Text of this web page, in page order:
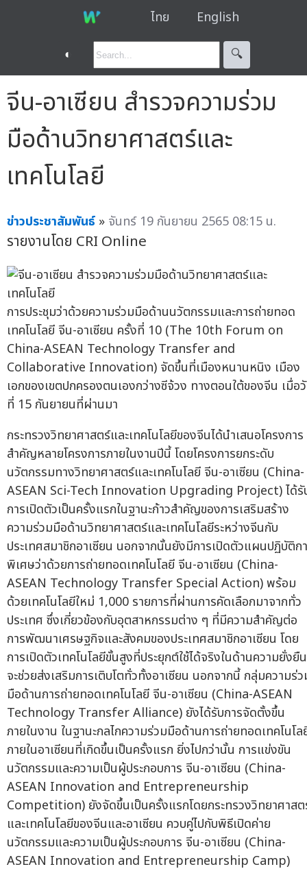
ไทย English
◐ 🔍︎
จีน-อาเซียน สำรวจความร่วม
มือด้านวิทยาศาสตร์และ
เทคโนโลยี
ข่าวประชาสัมพันธ์ » จันทร์ 19 กันยายน 2565 08:15 น.
รายงานโดย CRI Online
การประชุมว่าด้วยความร่วมมือด้านนวัตกรรมและการถ่ายทอด
เทคโนโลยี จีน-อาเซียน ครั้งที่ 10 (The 10th Forum on
China-ASEAN Technology Transfer and
Collaborative Innovation) จัดขึ้นที่เมืองหนานหนิง เมือง
เอกของเขตปกครองตนเองกว่างซีจ้วง ทางตอนใต้ของจีน เมื่อ
ที่ 15 กันยายนที่ผ่านมา
กระทรวงวิทยาศาสตร์และเทคโนโลยีของจีนได้นำเสนอโครงการ
สำคัญหลายโครงการภายในงานปีนี้ โดยโครงการยกระดับ
นวัตกรรมทางวิทยาศาสตร์และเทคโนโลยี จีน-อาเซียน (China-
ASEAN Sci-Tech Innovation Upgrading Project) ได้รั
การเปิดตัวเป็นครั้งแรกในฐานะก้าวสำคัญของการเสริมสร้าง
ความร่วมมือด้านวิทยาศาสตร์และเทคโนโลยีระหว่างจีนกับ
ประเทศสมาชิกอาเซียน นอกจากนั้นยังมีการเปิดตัวแผนปฏิบัติก
พิเศษว่าด้วยการถ่ายทอดเทคโนโลยี จีน-อาเซียน (China-
ASEAN Technology Transfer Special Action) พร้อม
ด้วยเทคโนโลยีใหม่ 1,000 รายการที่ผ่านการคัดเลือกมาจากทั่ว
ประเทศ ซึ่งเกี่ยวข้องกับอุตสาหกรรมต่าง ๆ ที่มีความสำคัญต่อ
การพัฒนาเศรษฐกิจและสังคมของประเทศสมาชิกอาเซียน โดย
การเปิดตัวเทคโนโลยีขั้นสูงที่ประยุกต์ใช้ได้จริงในด้านความยั่งยืน
จะช่วยส่งเสริมการเติบโตทั่วทั้งอาเซียน นอกจากนี้ กลุ่มความร่
มือด้านการถ่ายทอดเทคโนโลยี จีน-อาเซียน (China-ASEAN
Technology Transfer Alliance) ยังได้รับการจัดตั้งขึ้น
ภายในงาน ในฐานะกลไกความร่วมมือด้านการถ่ายทอดเทคโนโล
ภายในอาเซียนที่เกิดขึ้นเป็นครั้งแรก ยิ่งไปกว่านั้น การแข่งขัน
นวัตกรรมและความเป็นผู้ประกอบการ จีน-อาเซียน (China-
ASEAN Innovation and Entrepreneurship
Competition) ยังจัดขึ้นเป็นครั้งแรกโดยกระทรวงวิทยาศาส
และเทคโนโลยีของจีนและอาเซียน ควบคู่ไปกับพิธีเปิดค่าย
นวัตกรรมและความเป็นผู้ประกอบการ จีน-อาเซียน (China-
ASEAN Innovation and Entrepreneurship Camp)